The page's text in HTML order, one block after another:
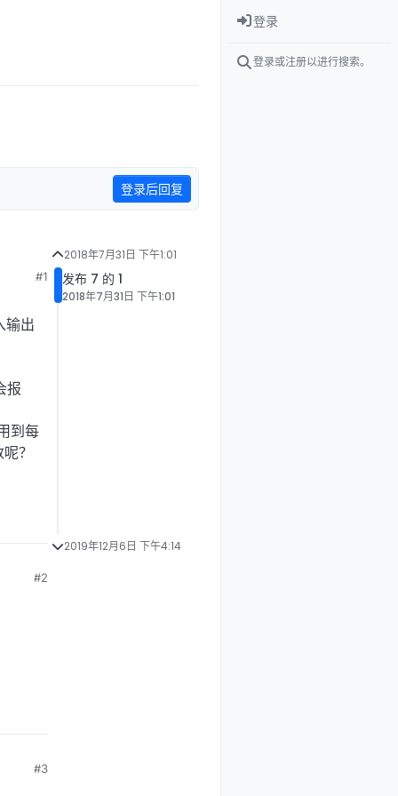
登录后回复
#1
输出
报
到每
？
#2
#3
2018年7月31日 下午1:01
发布 7 的 1
2018年7月31日 下午1:01
2019年12月6日 下午4:14
登录
登录或注册以进行搜索。